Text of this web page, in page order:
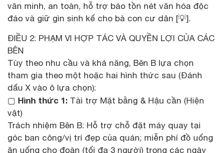
văn minh, an toàn, hỗ trợ bảo tồn nét văn hóa độc
đáo và giữ gìn sinh kế cho bà con cư dân [💡].
ĐIỀU 2: PHẠM VI HỢP TÁC VÀ QUYỀN LỢI CỦA CÁC
BÊN
Tùy theo nhu cầu và khả năng, Bên B lựa chọn
tham gia theo một hoặc hai hình thức sau (Đánh
dấu X vào ô lựa chọn):
▢ Hình thức 1: Tài trợ Mặt bằng & Hậu cần (Hiện
vật)
Trách nhiệm Bên B: Hỗ trợ chỗ đặt máy quay tại
góc ban công/vị trí đẹp của quán; miễn phí đồ uống
ăn uống cho đoàn (tối đa 3 người) trong các ngày